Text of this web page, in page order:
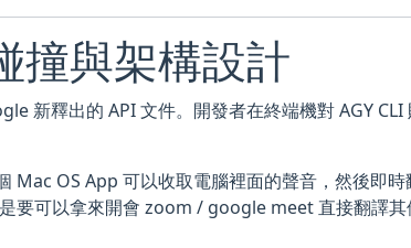
撞與架構設計
新釋出的 API 文件。開發者在終端機對 AGY CLI
Mac OS App 可以收取電腦裡面的聲音，然後即
要可以拿來開會 zoom / google meet 直接翻譯其